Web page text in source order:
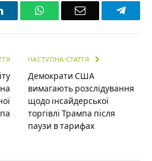
LinkedInWhatsAppEmail
НАСТУПНА СТАТТЯ
Демократи США
вимагають розслідування
щодо інсайдерської
торгівлі Трампа після
паузи в тарифах